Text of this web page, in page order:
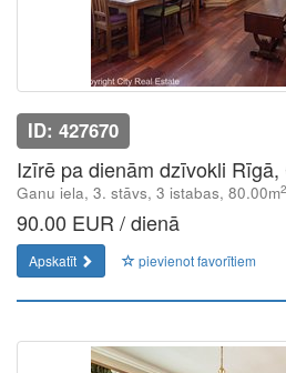
ID: 427670
Izīrē pa dienām dzīvokli Rīgā,
Ganu iela, 3. stāvs, 3 istabas, 80.00m2
90.00 EUR / dienā
Apskatīt pievienot favorītiem